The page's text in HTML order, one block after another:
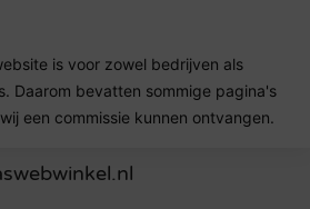
is voor zowel bedrijven als
Daarom bevatten sommige pagina's
een commissie kunnen ontvangen.